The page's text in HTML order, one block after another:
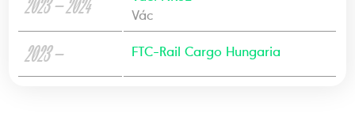
2023 — 2024
Vác
2023 — FTC-Rail Cargo Hungaria